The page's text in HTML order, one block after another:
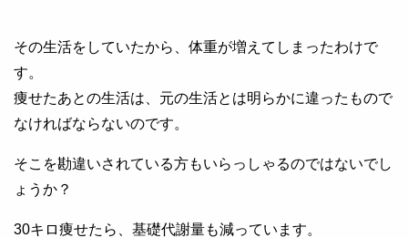
その生活をしていたから、体重が増えてしまったわけで
す。
痩せたあとの生活は、元の生活とは明らかに違ったもので
なければならないのです。
そこを勘違いされている方もいらっしゃるのではないでし
ょうか？
30キロ痩せたら、基礎代謝量も減っています。